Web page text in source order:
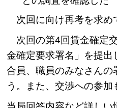
次回に向け再考を求め
次回の第4回賃金確定
金確定要求署名」を提
合員、職員のみなさん
う。また、交渉への参加